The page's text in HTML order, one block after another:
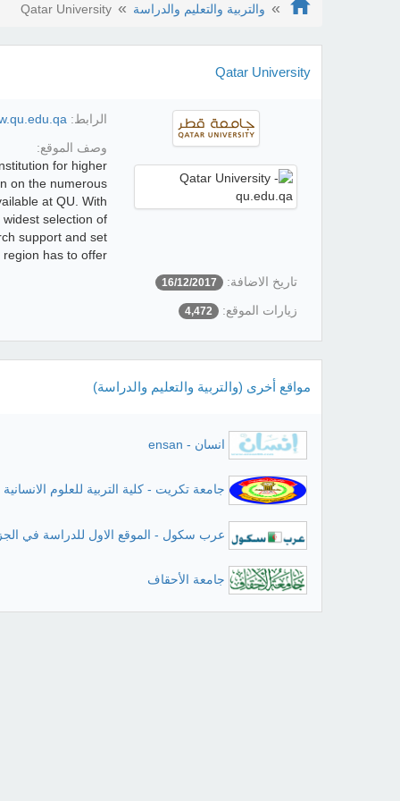
والتربية والتعليم والدراسة Qatar University
Qatar University
الرابط:
وصف الموقع:
for higher
on the numerous
at QU. With
selection of
support and set
has to offer.
تاريخ الاضافة:
16/12/2017
زيارات الموقع: 4,472
مواقع أخرى (والتربية والتعليم والدراسة)
انسان - ensan
جامعة تكريت - كلية التربية للعلوم الانسانية
عرب سكول - الموقع الاول للدراسة في
جامعة الأحقاف